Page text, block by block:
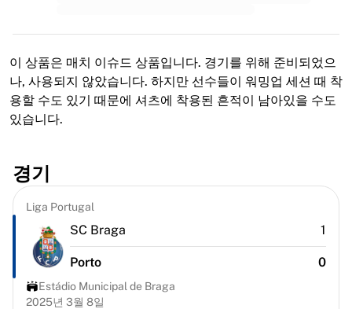
캐나다 여자 축구
NWSL
OL 리요네스
파리 생제르맹 페미닌
아스널 WFC
국가별로 둘러보기
하이라이트
샬럿 호네츠
시카고 불스
LA 클리퍼스
포틀랜드 트레일 블레이저스
비르투스 볼로냐
농구 전체 보기
주요 NBA 팀
이 상품은 매치 이슈드 상품입니다. 경기를 위해 준비되었으
나, 사용되지 않았습니다. 하지만 선수들이 워밍업 세션 때 착
용할 수도 있기 때문에 셔츠에 착용된 흔적이 남아있을 수도
있습니다.
경기
Liga Portugal
SC Braga 1
Porto 0
Estádio Municipal de Braga
2025년 3월 8일